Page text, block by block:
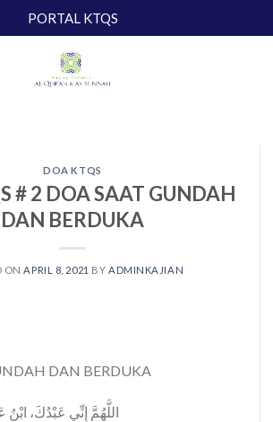
PORTAL KTQS
DOA KTQS
# 2 DOA SAAT GUNDAH
DAN BERDUKA
ON APRIL 8, 2021 BY ADMINKAJIAN
DAN BERDUKA
اللَّهُمَّ إِنِّي عَبْدُكَ، ابْنُ